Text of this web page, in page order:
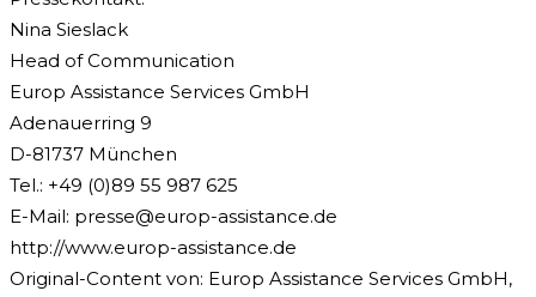
Nina Sieslack
Head of Communication
Europ Assistance Services GmbH
Adenauerring 9
D-81737 München
Tel.: +49 (0)89 55 987 625
E-Mail: presse@europ-assistance.de
http://www.europ-assistance.de
Original-Content von: Europ Assistance Services GmbH,